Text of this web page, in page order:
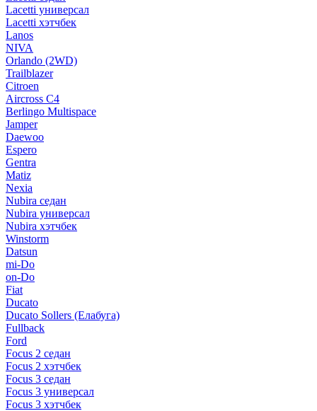
Lacetti универсал
Lacetti хэтчбек
Lanos
NIVA
Orlando (2WD)
Trailblazer
Citroen
Aircross C4
Berlingo Multispace
Jamper
Daewoo
Espero
Gentra
Matiz
Nexia
Nubira седан
Nubira универсал
Nubira хэтчбек
Winstorm
Datsun
mi-Do
on-Do
Fiat
Ducato
Ducato Sollers (Елабуга)
Fullback
Ford
Focus 2 седан
Focus 2 хэтчбек
Focus 3 седан
Focus 3 универсал
Focus 3 хэтчбек